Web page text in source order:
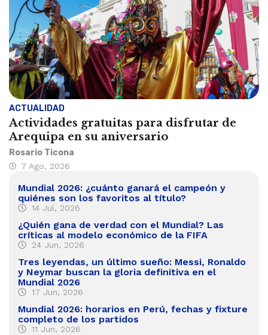
ACTUALIDAD
Actividades gratuitas para disfrutar de
Arequipa en su aniversario
Rosario Ticona
7 Ago, 2026
Mundial 2026: ¿cuánto ganará el campeón y
quiénes son los favoritos al título?
14 Jul, 2026
¿Quién gana de verdad con el Mundial? Las
críticas al modelo económico de la FIFA
24 Jun, 2026
Tres leyendas, un último sueño: Messi, Ronaldo
y Neymar buscan la gloria definitiva en el
Mundial 2026
17 Jun, 2026
Mundial 2026: horarios en Perú, fechas y fixture
completo de los partidos
11 Jun, 2026